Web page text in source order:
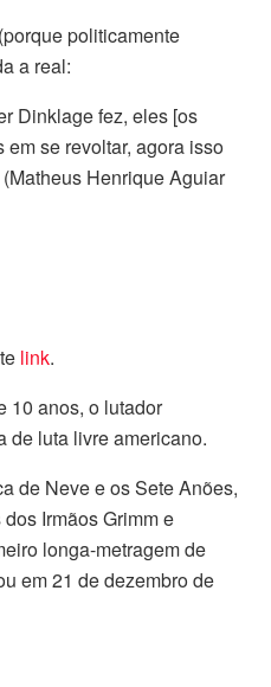
politicamente
a real:
Dinklage fez, eles [os
se revoltar, agora isso
Henrique Aguiar
link.
10 anos, o lutador
de luta livre americano.
de Neve e os Sete Anões,
Irmãos Grimm e
longa-metragem de
em 21 de dezembro de